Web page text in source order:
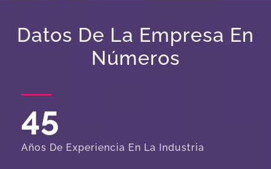
Datos De La Empresa En
Números
45
Años De Experiencia En La Industria